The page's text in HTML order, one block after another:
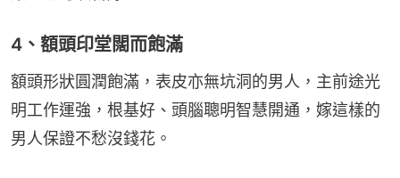
4、額頭印堂闊而飽滿
額頭形狀圓潤飽滿，表皮亦無坑洞的男人，主前途光
明工作運強，根基好、頭腦聰明智慧開通，嫁這樣的
男人保證不愁沒錢花。